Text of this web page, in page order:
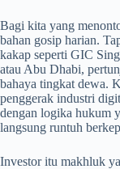
Bagi kita yang
bahan gosip harian.
kakap seperti GIC
atau Abu Dhabi,
bahaya tingkat dewa.
penggerak industri
dengan logika hukum
langsung runtuh
Investor itu makhluk